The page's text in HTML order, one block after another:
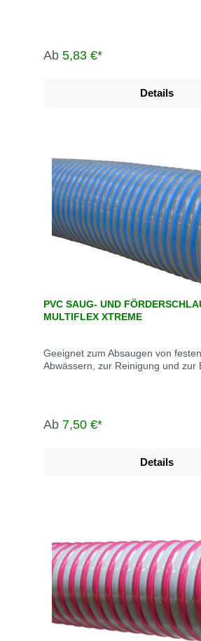
Ab 5,83 €*
Details
PVC SAUG- UND
MULTIFLEX XTREME
Geeignet zum Absaugen von
Abwässern, zur Reinigung und zur
Ab 7,50 €*
Details